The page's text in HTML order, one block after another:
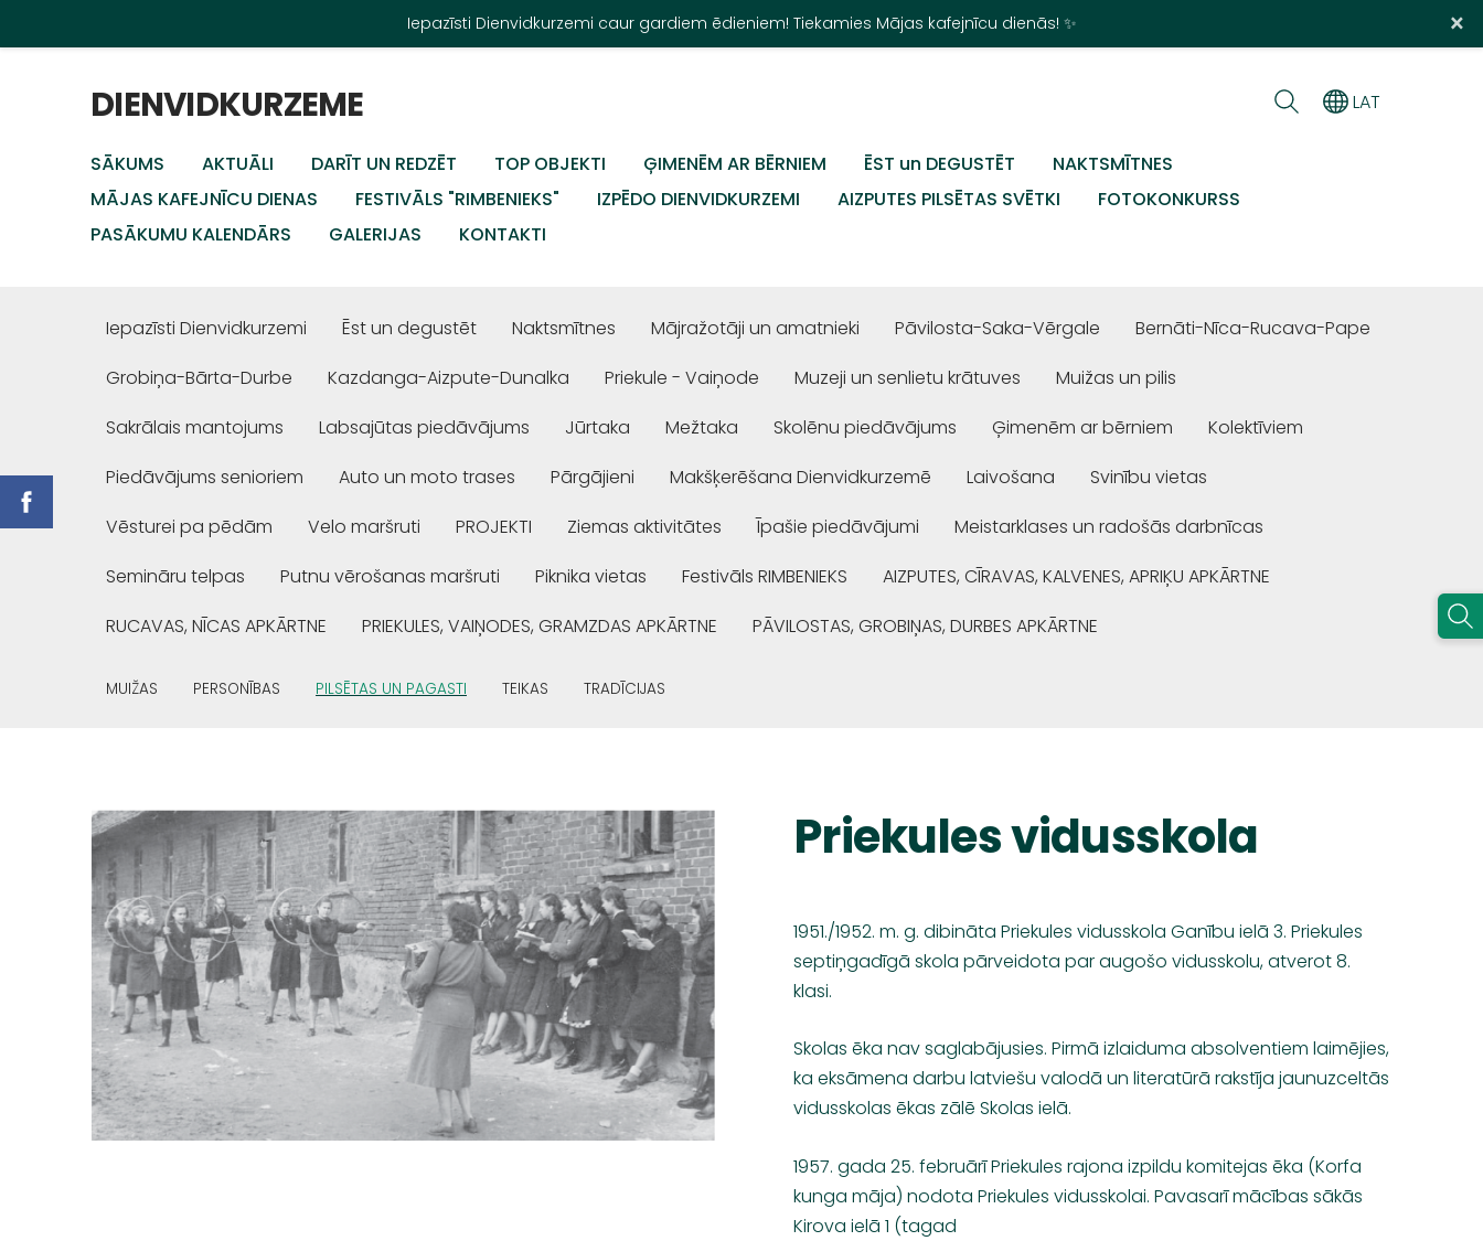
Iepazīsti Dienvidkurzemi caur gardiem ēdieniem! Tiekamies Mājas kafejnīcu dienās! ✨ ×
DIENVIDKURZEME
SĀKUMS AKTUĀLI DARĪT UN REDZĒT TOP OBJEKTI ĢIMENĒM AR BĒRNIEM ĒST un DEGUSTĒT
NAKTSMĪTNES
MĀJAS KAFEJNĪCU DIENAS
FESTIVĀLS "RIMBENIEKS" IZPĒDO DIENVIDKURZEMI AIZPUTES PILSĒTAS SVĒTKI
FOTOKONKURSS
PASĀKUMU KALENDĀRS
GALERIJAS KONTAKTI
LAT
Iepazīsti Dienvidkurzemi Ēst un degustēt Naktsmītnes Mājražotāji un amatnieki Pāvilosta-Saka-Vērgale
Bernāti-Nīca-Rucava-Pape
Grobiņa-Bārta-Durbe
Kazdanga-Aizpute-Dunalka Priekule - Vaiņode Muzeji un senlietu krātuves
Muižas un pilis
Sakrālais mantojums
Labsajūtas piedāvājums Jūrtaka Mežtaka Skolēnu piedāvājums Ģimenēm ar bērniem
Kolektīviem
Piedāvājums senioriem
Auto un moto trases Pārgājieni Makšķerēšana Dienvidkurzemē Laivošana
Svinību vietas
Vēsturei pa pēdām
Velo maršruti PROJEKTI Ziemas aktivitātes Īpašie piedāvājumi
Meistarklases un radošās darbnīcas
Semināru telpas
Putnu vērošanas maršruti Piknika vietas Festivāls RIMBENIEKS
AIZPUTES, CĪRAVAS, KALVENES, APRIĶU APKĀRTNE
RUCAVAS, NĪCAS APKĀRTNE
PRIEKULES, VAIŅODES, GRAMZDAS APKĀRTNE PĀVILOSTAS, GROBIŅAS, DURBES APKĀRTNE
MUIŽAS PERSONĪBAS PILSĒTAS UN PAGASTI TEIKAS TRADĪCIJAS
Priekules vidusskola
1951./1952. m. g. dibināta Priekules vidusskola Ganību ielā 3. Priekules
septiņgadīgā skola pārveidota par augošo vidusskolu, atverot 8.
klasi.
Skolas ēka nav saglabājusies. Pirmā izlaiduma absolventiem laimējies,
ka eksāmena darbu latviešu valodā un literatūrā rakstīja jaunuzceltās
vidusskolas ēkas zālē Skolas ielā.
1957. gada 25. februārī Priekules rajona izpildu komitejas ēka (Korfa
kunga māja) nodota Priekules vidusskolai. Pavasarī mācības sākās
Kirova ielā 1 (tagad